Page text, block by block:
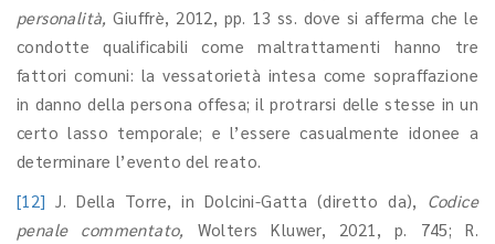
personalità,Giuffrè, 2012, pp. 13 ss. dove si afferma che le
condotte qualificabili come maltrattamenti hanno tre
fattori comuni: la vessatorietà intesa come sopraffazione
in danno della persona offesa; il protrarsi delle stesse in un
certo lasso temporale; e l’essere casualmente idonee a
determinare l’evento del reato.
[12] J. Della Torre, in Dolcini-Gatta (diretto da), Codice
penale commentato, Wolters Kluwer, 2021, p. 745; R.